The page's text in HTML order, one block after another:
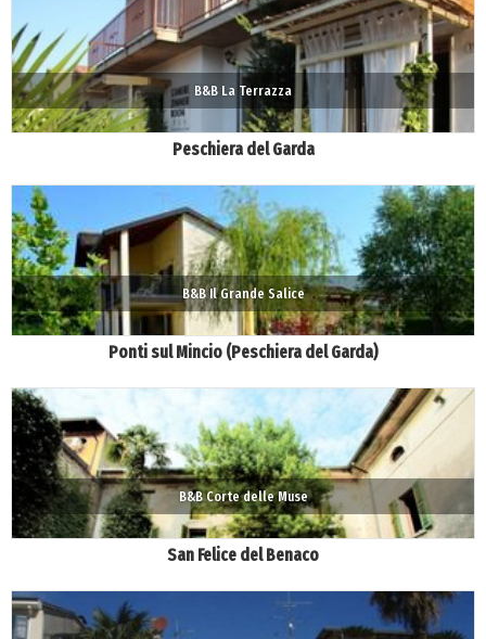
B&B La Terrazza
Peschiera del Garda
B&B Il Grande Salice
Ponti sul Mincio (Peschiera del Garda)
B&B Corte delle Muse
San Felice del Benaco